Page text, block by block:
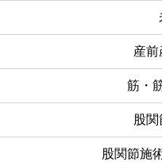
産前
筋・
股
股関節施